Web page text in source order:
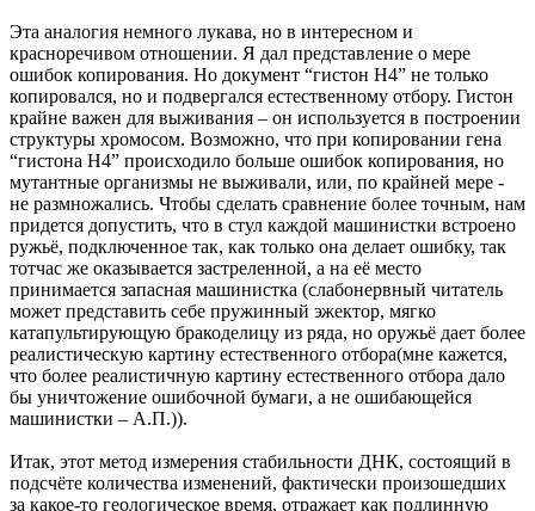
Эта аналогия немного лукава, но в интересном и
красноречивом отношении. Я дал представление о мере
ошибок копирования. Но документ “гистон H4” не только
копировался, но и подвергался естественному отбору. Гистон
крайне важен для выживания – он используется в построении
структуры хромосом. Возможно, что при копировании гена
“гистона H4” происходило больше ошибок копирования, но
мутантные организмы не выживали, или, по крайней мере -
не размножались. Чтобы сделать сравнение более точным, нам
придется допустить, что в стул каждой машинистки встроено
ружьё, подключенное так, как только она делает ошибку, так
тотчас же оказывается застреленной, а на её место
принимается запасная машинистка (слабонервный читатель
может представить себе пружинный эжектор, мягко
катапультирующую бракоделицу из ряда, но оружьё дает более
реалистическую картину естественного отбора(мне кажется,
что более реалистичную картину естественного отбора дало
бы уничтожение ошибочной бумаги, а не ошибающейся
машинистки – А.П.)).
Итак, этот метод измерения стабильности ДНК, состоящий в
подсчёте количества изменений, фактически произошедших
за какое-то геологическое время, отражает как подлинную